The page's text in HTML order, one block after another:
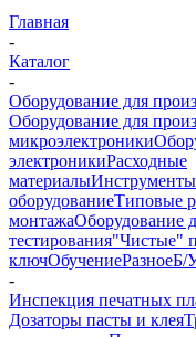
Главная
-
Каталог
-
Оборудование для
Оборудование для
микроэлектроники
электроникиРасходные
материалыИнструменты
оборудованиеТиповые
монтажаОборудование
тестирования"Чистые"
ключОбучениеРазноеБ/
-
Инспекция печатных
Дозаторы пасты и клея